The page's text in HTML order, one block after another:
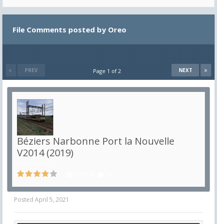
File Comments posted by Oreo
PREV NEXT
Page 1 of 2
Béziers Narbonne Port la Nouvelle
V2014 (2019)
Posted April 5, 2021